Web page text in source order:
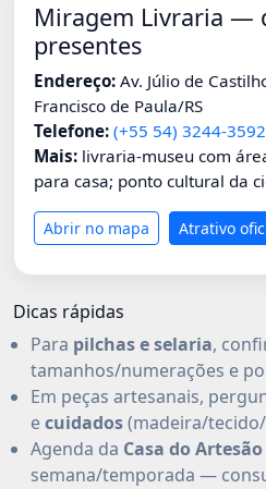
Miragem Livraria —
presentes
Endereço:Av. Júlio de
Francisco de Paula/RS
Telefone: (+55 54) 3244-3592
Mais:livraria-museu com
para casa; ponto cultural da
Abrir no mapa Atrativo
Dicas rápidas
Para pilchas e selaria,
tamanhos/numerações e
Em peças artesanais,
ecuidados(madeira/
Agenda da Casa do Artesão
semana/temporada —